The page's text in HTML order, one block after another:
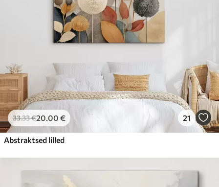
33.33€20.00 € 21
Abstraktsed lilled